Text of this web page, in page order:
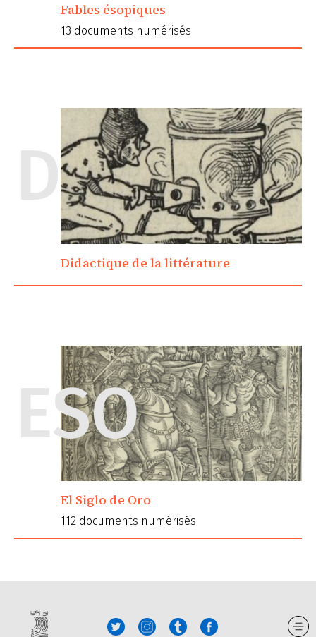
Fables ésopiques
13 documents numérisés
D
Didactique de la littérature
ESO
El Siglo de Oro
112 documents numérisés